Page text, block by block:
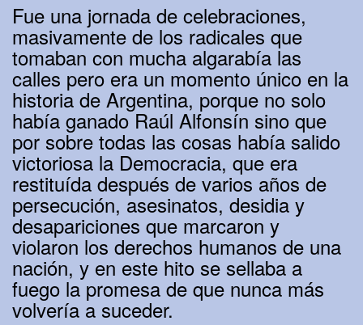
Fue una jornada de celebraciones,
masivamente de los radicales que
tomaban con mucha algarabía las
calles pero era un momento único en la
historia de Argentina, porque no solo
había ganado Raúl Alfonsín sino que
por sobre todas las cosas había salido
victoriosa la Democracia, que era
restituída después de varios años de
persecución, asesinatos, desidia y
desapariciones que marcaron y
violaron los derechos humanos de una
nación, y en este hito se sellaba a
fuego la promesa de que nunca más
volvería a suceder.